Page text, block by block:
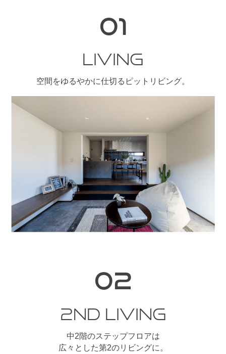
01
LIVING
空間をゆるやかに仕切るピットリビング。
02
2ND LIVING
中2階のステップフロアは
広々とした第2のリビングに。